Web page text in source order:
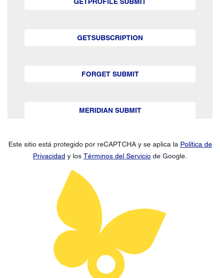
GETSUBSCRIPTION
FORGET SUBMIT
MERIDIAN SUBMIT
Este sitio está protegido por reCAPTCHA y se aplica la Política de
Privacidad y los Términos del Servicio de Google.